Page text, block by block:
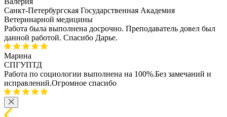
Санкт-Петербургская Государственная Академия
Ветеринарной медицины
Работа была выполнена досрочно. Преподаватель довел был
данной работой. Спасибо Дарье.
Марина
СПГУПТД
Работа по социологии выполнена на 100%.Без замечаний и
исправлений.Огромное спасибо